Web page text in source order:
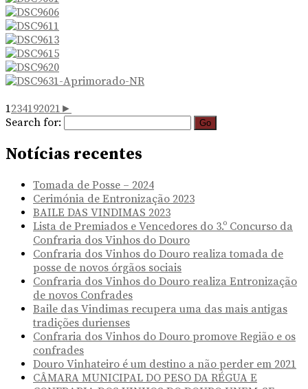
1234192021 ►
Search for:
Notícias recentes
Tomada de Posse – 2024
Cerimónia de Entronização 2023
BAILE DAS VINDIMAS 2023
Lista de Premiados e Vencedores do 3.º Concurso da
Confraria dos Vinhos do Douro
Confraria dos Vinhos do Douro realiza tomada de
posse de novos órgãos sociais
Confraria dos Vinhos do Douro realiza Entronização
de novos Confrades
Baile das Vindimas recupera uma das mais antigas
tradições durienses
Confraria dos Vinhos do Douro promove Região e os
confrades
Douro Vinhateiro é um destino a não perder em 2021
CÂMARA MUNICIPAL DO PESO DA RÉGUA E